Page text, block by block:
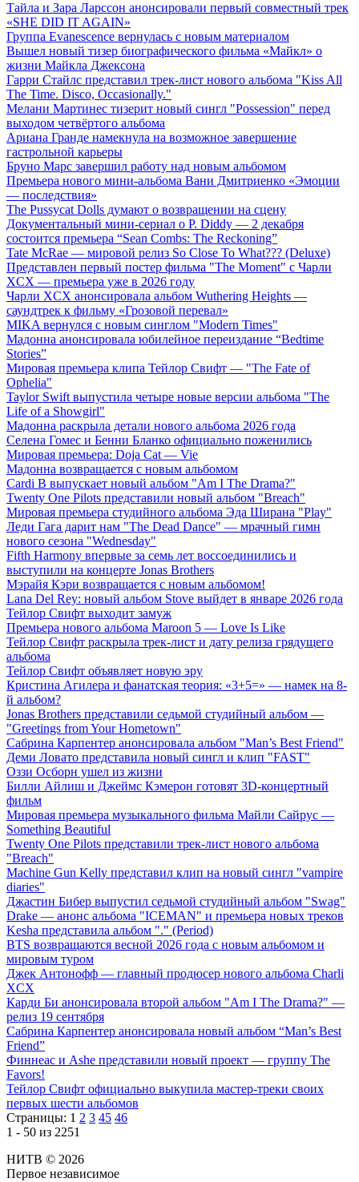
Тайла и Зара Ларссон анонсировали первый совместный трек
«SHE DID IT AGAIN»
Группа Evanescence вернулась с новым материалом
Вышел новый тизер биографического фильма «Майкл» о
жизни Майкла Джексона
Гарри Стайлс представил трек-лист нового альбома "Kiss All
The Time. Disco, Occasionally."
Мелани Мартинес тизерит новый сингл "Possession" перед
выходом четвёртого альбома
Ариана Гранде намекнула на возможное завершение
гастрольной карьеры
Бруно Марс завершил работу над новым альбомом
Премьера нового мини-альбома Вани Дмитриенко «Эмоции
— последствия»
The Pussycat Dolls думают о возвращении на сцену
Документальный мини-сериал о P. Diddy — 2 декабря
состоится премьера “Sean Combs: The Reckoning”
Tate McRae — мировой релиз So Close To What??? (Deluxe)
Представлен первый постер фильма "The Moment" с Чарли
XCX — премьера уже в 2026 году
Чарли XCX анонсировала альбом Wuthering Heights —
саундтрек к фильму «Грозовой перевал»
MIKA вернулся с новым синглом "Modern Times"
Мадонна анонсировала юбилейное переиздание “Bedtime
Stories”
Мировая премьера клипа Тейлор Свифт — "The Fate of
Ophelia"
Taylor Swift выпустила четыре новые версии альбома "The
Life of a Showgirl"
Мадонна раскрыла детали нового альбома 2026 года
Селена Гомес и Бенни Бланко официально поженились
Мировая премьера: Doja Cat — Vie
Мадонна возвращается с новым альбомом
Cardi B выпускает новый альбом "Am I The Drama?"
Twenty One Pilots представили новый альбом "Breach"
Мировая премьера студийного альбома Эда Ширана "Play"
Леди Гага дарит нам "The Dead Dance" — мрачный гимн
нового сезона "Wednesday"
Fifth Harmony впервые за семь лет воссоединились и
выступили на концерте Jonas Brothers
Мэрайя Кэри возвращается с новым альбомом!
Lana Del Rey: новый альбом Stove выйдет в январе 2026 года
Тейлор Свифт выходит замуж
Премьера нового альбома Maroon 5 — Love Is Like
Тейлор Свифт раскрыла трек-лист и дату релиза грядущего
альбома
Тейлор Свифт объявляет новую эру
Кристина Агилера и фанатская теория: «3+5=» — намек на 8-
й альбом?
Jonas Brothers представили седьмой студийный альбом —
"Greetings from Your Hometown"
Сабрина Карпентер анонсировала альбом "Man’s Best Friend"
Деми Ловато представила новый сингл и клип "FAST"
Оззи Осборн ушел из жизни
Билли Айлиш и Джеймс Кэмерон готовят 3D-концертный
фильм
Мировая премьера музыкального фильма Майли Сайрус —
Something Beautiful
Twenty One Pilots представили трек-лист нового альбома
"Breach"
Machine Gun Kelly представил клип на новый сингл "vampire
diaries"
Джастин Бибер выпустил седьмой студийный альбом "Swag"
Drake — анонс альбома "ICEMAN" и премьера новых треков
Kesha представила альбом "." (Period)
BTS возвращаются весной 2026 года с новым альбомом и
мировым туром
Джек Антонофф — главный продюсер нового альбома Charli
XCX
Карди Би анонсировала второй альбом "Am I The Drama?" —
релиз 19 сентября
Сабрина Карпентер анонсировала новый альбом “Man’s Best
Friend”
Финнеас и Ashe представили новый проект — группу The
Favors!
Тейлор Свифт официально выкупила мастер-треки своих
первых шести альбомов
Страницы: 1 2 3 45 46
1 - 50 из 2251
НИТВ © 2026
Первое независимое